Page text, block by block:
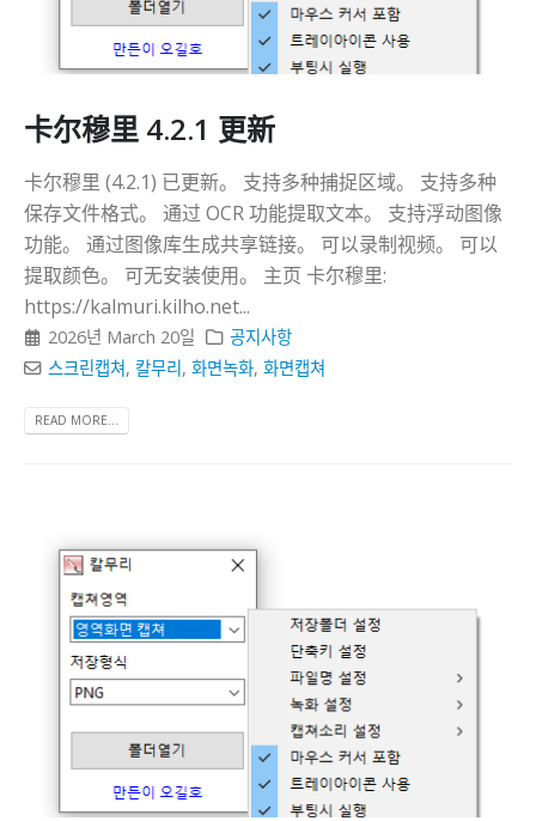
卡尔穆里 4.2.1 更新
卡尔穆里 (4.2.1) 已更新。 支持多种捕捉区域。 支持多种
保存文件格式。 通过 OCR 功能提取文本。 支持浮动图像
功能。 通过图像库生成共享链接。 可以录制视频。 可以
提取颜色。 可无安装使用。 主页 卡尔穆里:
https://kalmuri.kilho.net...
2026년 March 20일
공지사항
스크린캡쳐, 칼무리,화면녹화,화면캡쳐
READ MORE...